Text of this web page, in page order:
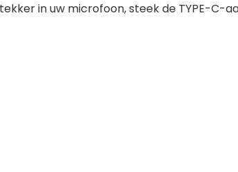
in uw microfoon, steek de TYPE-